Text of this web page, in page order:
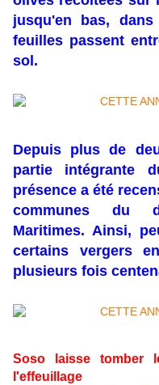
jusqu'en bas,
feuilles passent
sol.
Depuis plus de
partie intégrante
présence a été
communes du
Maritimes. Ainsi,
certains vergers
plusieurs fois
Soso laisse tomber
l'effeuillage